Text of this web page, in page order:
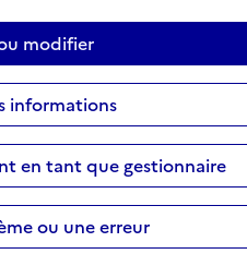
modifier
informations
en tant que gestionnaire
ou une erreur